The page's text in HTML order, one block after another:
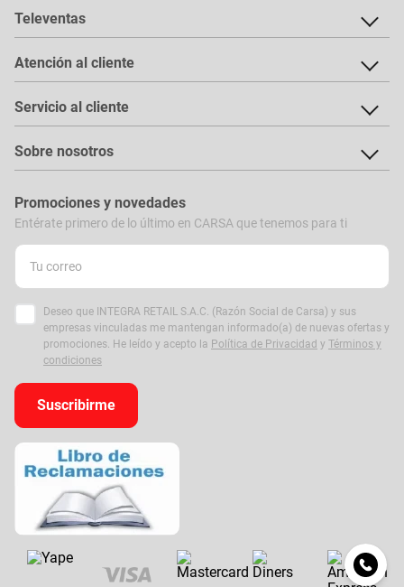
Televentas
Atención al cliente
Servicio al cliente
Sobre nosotros
Promociones y novedades
Entérate primero de lo último en CARSA que tenemos para ti
Deseo que INTEGRA RETAIL S.A.C. (Razón Social de Carsa) y sus
empresas vinculadas me mantengan informado(a) de nuevas ofertas y
promociones. He leído y acepto la Política de Privacidad y Términos y
condiciones
Suscribirme